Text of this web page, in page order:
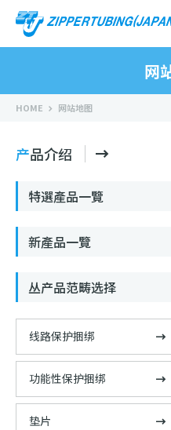
网
HOME 网站地图
产品介绍
特選產品一覽
新產品一覽
丛产品范畴选择
线路保护捆绑
功能性保护捆绑
垫片